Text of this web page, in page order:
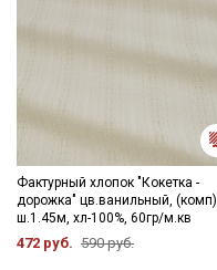
Фактурный хлопок "Кокетка -
дорожка" цв.ванильный, (комп),
ш.1.45м, хл-100%, 60гр/м.кв
472 руб. 590 руб.